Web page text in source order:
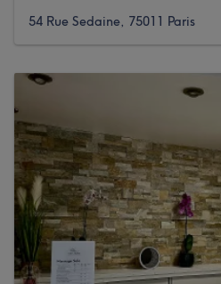
54 Rue Sedaine, 75011 Paris